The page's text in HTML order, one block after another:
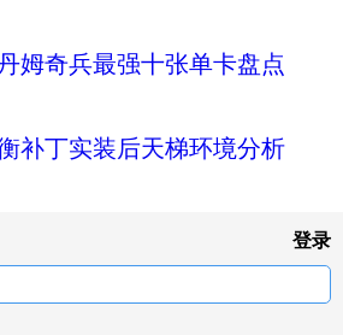
姆奇兵最强十张单卡盘点
补丁实装后天梯环境分析
登录